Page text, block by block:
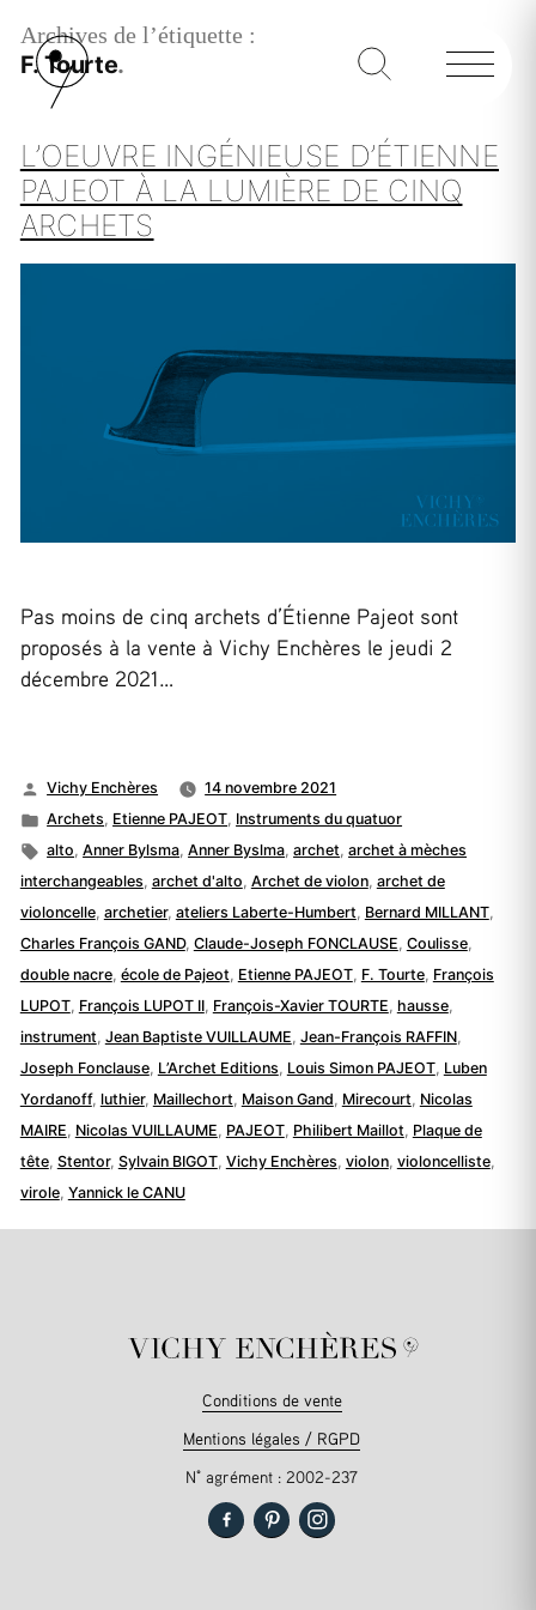
Archives de l’étiquette :
F. Tourte
L’OEUVRE INGÉNIEUSE D’ÉTIENNE
PAJEOT À LA LUMIÈRE DE CINQ
ARCHETS
Pas moins de cinq archets d’Étienne Pajeot sont
proposés à la vente à Vichy Enchères le jeudi 2
décembre 2021…
Publié
par
Vichy Enchères
14 novembre 2021
Publié
dans
Archets, Etienne PAJEOT, Instruments du quatuor
Étiquettes :
alto,Anner Bylsma,Anner Byslma,archet,archet à mèches
interchangeables, archet d'alto, Archet de violon, archet de
violoncelle, archetier, ateliers Laberte-Humbert, Bernard MILLANT,
Charles François GAND, Claude-Joseph FONCLAUSE, Coulisse,
double nacre, école de Pajeot, Etienne PAJEOT, F. Tourte, François
LUPOT, François LUPOT II, François-Xavier TOURTE, hausse,
instrument, Jean Baptiste VUILLAUME, Jean-François RAFFIN,
Joseph Fonclause, L’Archet Editions, Louis Simon PAJEOT, Luben
Yordanoff, luthier, Maillechort, Maison Gand, Mirecourt, Nicolas
MAIRE, Nicolas VUILLAUME, PAJEOT, Philibert Maillot, Plaque de
tête, Stentor, Sylvain BIGOT, Vichy Enchères, violon, violoncelliste,
virole, Yannick le CANU
Conditions de vente
Mentions légales / RGPD
N° agrément : 2002-237